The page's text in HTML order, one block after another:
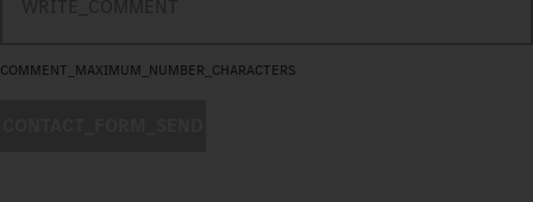
COMMENT_MAXIMUM_NUMBER_CHARACTERS